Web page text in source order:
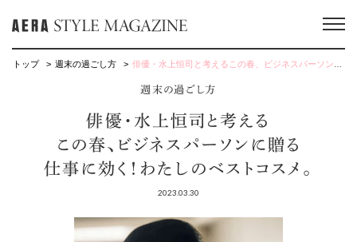
トップ 週末の過ごし方 俳優・水上恒司と考えるこの春、ビジネスパーソンに贈る仕事に効く！わたしのベストコスメ。
週末の過ごし方
俳優・水上恒司と考える
この春、ビジネスパーソンに贈る
仕事に効く！わたしのベストコスメ。
2023.03.30